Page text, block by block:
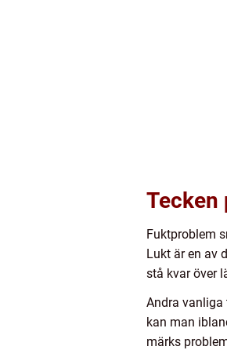
Tecken
Fuktproblem
Lukt är en av
stå kvar över
Andra vanliga
kan man
märks